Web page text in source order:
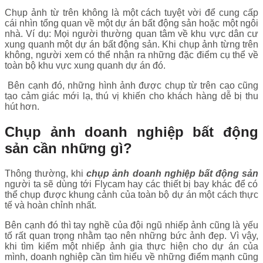
Chụp ảnh từ trên không là một cách tuyệt vời để cung cấp
cái nhìn tổng quan về một dự án bất động sản hoặc một ngôi
nhà. Ví dụ: Mọi người thường quan tâm về khu vực dân cư
xung quanh một dự án bất động sản. Khi chụp ảnh từng trên
không, người xem có thể nhận ra những đặc điểm cụ thể về
toàn bộ khu vực xung quanh dự án đó.
Bên cạnh đó, những hình ảnh được chụp từ trên cao cũng
tạo cảm giác mới lạ, thú vị khiến cho khách hàng dễ bị thu
hút hơn.
Chụp ảnh doanh nghiệp bất động
sản cần những gì?
Thông thường, khichụp ảnh doanh nghiệp bất động sản
người ta sẽ dùng tới Flycam hay các thiết bị bay khác để có
thể chụp được khung cảnh của toàn bộ dự án một cách thực
tế và hoàn chỉnh nhất.
Bên cạnh đó thì tay nghề của đội ngũ nhiếp ảnh cũng là yếu
tố rất quan trọng nhằm tạo nên những bức ảnh đẹp. Vì vậy,
khi tìm kiếm một nhiếp ảnh gia thực hiện cho dự án của
mình, doanh nghiệp cần tìm hiểu về những điểm mạnh cũng